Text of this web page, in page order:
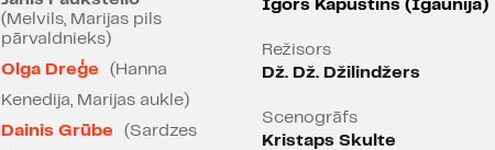
Anglijas reliģiskās un
monarha vienpersoniskā
cilvēcisko drāmu vētras
aizdedzina citos izrādes
(Melvils, Marijas pils
pārvaldnieks)
Olga Dreģe
(Hanna
Kenedija, Marijas aukle)
Dainis Grūbe
(Sardzes
Igors Kapustins (Igaunija)
Režisors
Dž. Dž. Džilindžers
Scenogrāfs
Kristaps Skulte